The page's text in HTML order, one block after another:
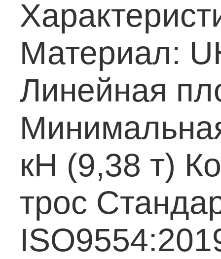
Материал:
Линейная
кН (9,38 т)
трос